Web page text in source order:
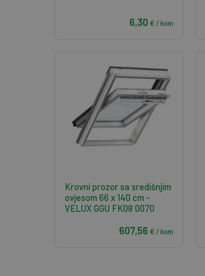
6,30 € / kom
Krovni prozor sa središnjim
ovjesom 66 x 140 cm -
VELUX GGU FK08 0070
607,56 € / kom